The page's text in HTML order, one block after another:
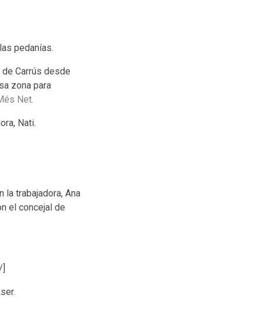
pedanías.
Carrús desde
zona para
Net.
Nati.
la trabajadora, Ana
el concejal de